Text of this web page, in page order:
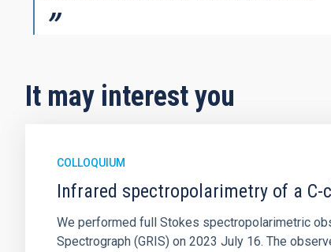
It may interest you
COLLOQUIUM
Infrared spectropolarimetry of a
We performed full Stokes spectropolarimetric
Spectrograph (GRIS) on 2023 July 16. The